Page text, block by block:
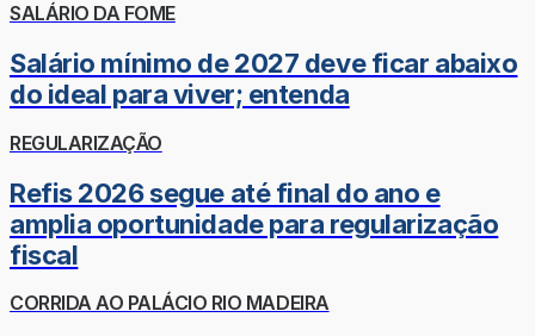
SALÁRIO DA FOME
Salário mínimo de 2027 deve ficar abaixo
do ideal para viver; entenda
REGULARIZAÇÃO
Refis 2026 segue até final do ano e
amplia oportunidade para regularização
fiscal
CORRIDA AO PALÁCIO RIO MADEIRA